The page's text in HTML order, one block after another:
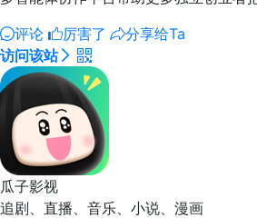
评论
厉害了
分享给Ta
访问该站
瓜子影视
追剧、直播、音乐、小说、漫画